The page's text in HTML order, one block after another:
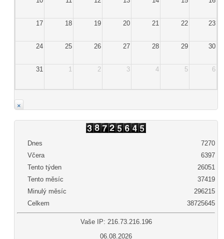
17 18 19 20 21 22 23
24 25 26 27 28 29 30
31 1 2 3 4 5 6
×
Dnes
Včera
Tento týden
Tento měsíc
Minulý měsíc
Celkem
7270
6397
26051
37419
296215
38725645
Vaše IP: 216.73.216.196
06.08.2026